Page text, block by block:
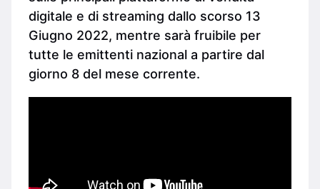
digitale e di streaming dallo scorso 13
Giugno 2022, mentre sarà fruibile per
tutte le emittenti nazional a partire dal
giorno 8 del mese corrente.